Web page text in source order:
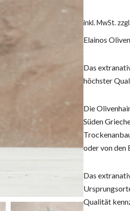
inkl. MwSt.
Elainos
Das
höchster
Die
Süden
oder von den
Das
Qualität